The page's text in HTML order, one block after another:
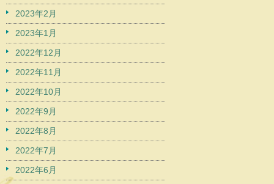
2023年2月
2023年1月
2022年12月
2022年11月
2022年10月
2022年9月
2022年8月
2022年7月
2022年6月